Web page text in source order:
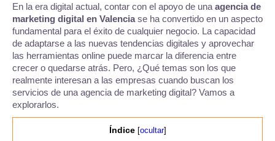
En la era digital actual, contar con el apoyo de una agencia de
marketing digital en Valenciase ha convertido en un aspecto
fundamental para el éxito de cualquier negocio. La capacidad
de adaptarse a las nuevas tendencias digitales y aprovechar
las herramientas online puede marcar la diferencia entre
crecer o quedarse atrás. Pero, ¿Qué temas son los que
realmente interesan a las empresas cuando buscan los
servicios de una agencia de marketing digital? Vamos a
explorarlos.
Índice [ocultar]